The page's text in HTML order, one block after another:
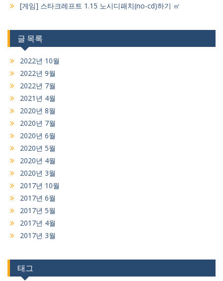
[게임] 스타크레프트 1.15 노시디패치(no-cd)하기 ㎡
글 목록
2022년 10월
2022년 9월
2022년 7월
2021년 4월
2020년 8월
2020년 7월
2020년 6월
2020년 5월
2020년 4월
2020년 3월
2017년 10월
2017년 6월
2017년 5월
2017년 4월
2017년 3월
태그